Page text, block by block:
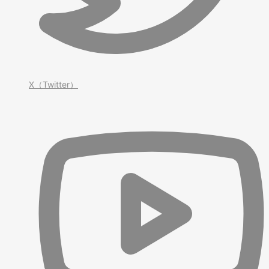
X（Twitter）